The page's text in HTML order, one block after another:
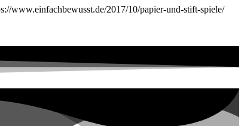
www.einfachbewusst.de/2017/10/papier-und-stift-spiele/